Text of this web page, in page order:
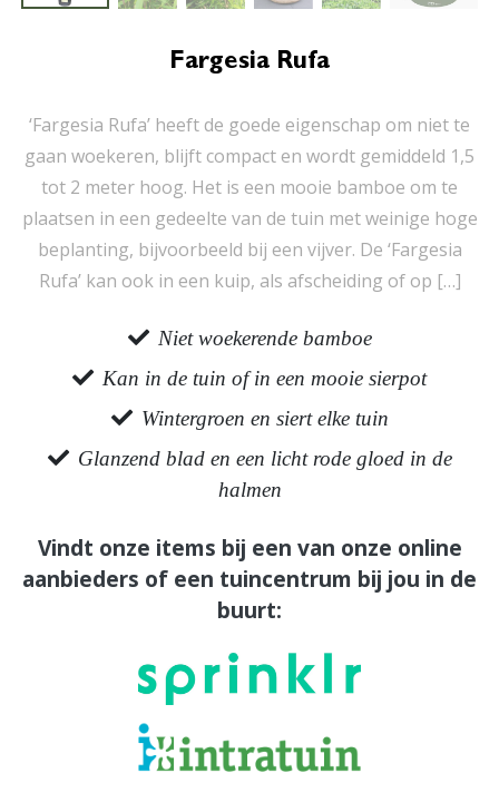
Fargesia Rufa
‘Fargesia Rufa’ heeft de goede eigenschap om niet te
gaan woekeren, blijft compact en wordt gemiddeld 1,5
tot 2 meter hoog. Het is een mooie bamboe om te
plaatsen in een gedeelte van de tuin met weinige hoge
beplanting, bijvoorbeeld bij een vijver. De ‘Fargesia
Rufa’ kan ook in een kuip, als afscheiding of op […]
Niet woekerende bamboe
Kan in de tuin of in een mooie sierpot
Wintergroen en siert elke tuin
Glanzend blad en een licht rode gloed in de
halmen
Vindt onze items bij een van onze online
aanbieders of een tuincentrum bij jou in de
buurt: